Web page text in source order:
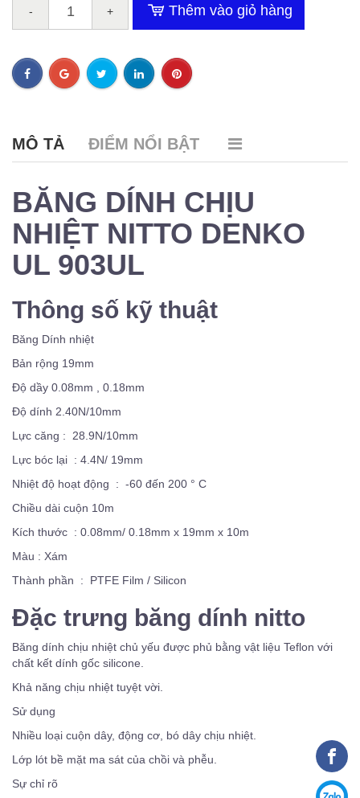
- + Thêm vào giỏ hàng
MÔ TẢ ĐIỂM NỔI BẬT
BĂNG DÍNH CHỊU
NHIỆT NITTO DENKO
UL 903UL
Thông số kỹ thuật
Băng Dính nhiệt
Bản rộng 19mm
Độ dầy 0.08mm , 0.18mm
Độ dính 2.40N/10mm
Lực căng : 28.9N/10mm
Lực bóc lại : 4.4N/ 19mm
Nhiệt độ hoạt động : -60 đến 200 ° C
Chiều dài cuộn 10m
Kích thước : 0.08mm/ 0.18mm x 19mm x 10m
Màu : Xám
Thành phần : PTFE Film / Silicon
Đặc trưng băng dính nitto
Băng dính chịu nhiệt chủ yếu được phủ bằng vật liệu Teflon với
chất kết dính gốc silicone.
Khả năng chịu nhiệt tuyệt vời.
Sử dụng
Nhiều loại cuộn dây, động cơ, bó dây chịu nhiệt.
Lớp lót bề mặt ma sát của chồi và phễu.
Sự chỉ rõ